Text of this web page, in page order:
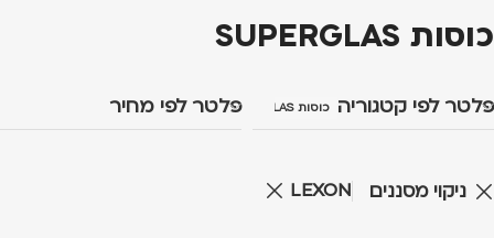
כוסות SUPERGLAS
פלטר לפי קטגוריה כוסות SUPERGLAS פלטר לפי מחיר
ניקוי מסננים LEXON